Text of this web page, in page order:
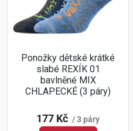
Ponožky dětské krátké
slabé REXÍK 01
bavlněné MIX
CHLAPECKÉ (3 páry)
177 Kč / 3 páry